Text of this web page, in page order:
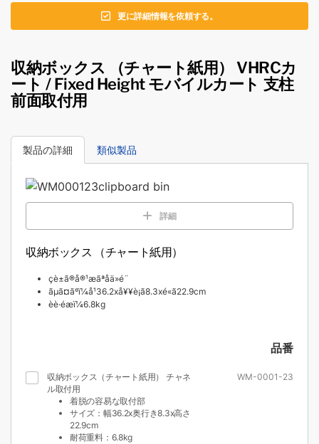
更に詳細情報を依頼する。
収納ボックス （チャート紙用） VHRCカ
ート / Fixed Height モバイルカート 支柱
前面取付用
製品の詳細 類似製品
詳細
収納ボックス （チャート紙用）
çè±ã®å®¹æãªåä»é¨
ãµã¤ãºï¼å¹36.2xå¥¥è¡ã8.3xé«ã22.9cm
èè·éæï¼6.8kg
品番
収納ボックス（チャート紙用） チャネ
ル取付用
着脱の容易な取付部
サイズ：幅36.2x奥行き8.3x高さ
22.9cm
耐荷重料：6.8kg
WM-0001-23